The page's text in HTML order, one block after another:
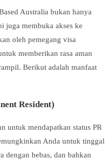
Australia bukan hanya
juga membuka akses ke
oleh pemegang visa
memberikan rasa aman
Berikut adalah manfaat
Resident)
untuk mendapatkan status PR
Anda untuk tinggal
dengan bebas, dan bahkan